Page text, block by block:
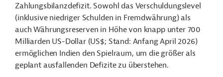
Zahlungsbilanzdefizit. Sowohl das Verschuldungslevel
(inklusive niedriger Schulden in Fremdwährung) als
auch Währungsreserven in Höhe von knapp unter 700
Milliarden US-Dollar (US$; Stand: Anfang April 2026)
ermöglichen Indien den Spielraum, um die größer als
geplant ausfallenden Defizite zu überstehen.